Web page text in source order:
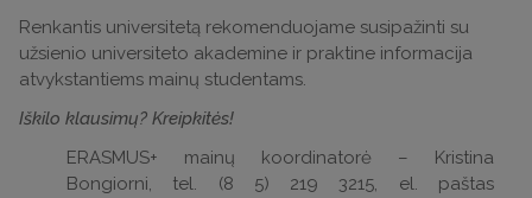
Renkantis universitetą rekomenduojame susipažinti su
užsienio universiteto akademine ir praktine informacija
atvykstantiems mainų studentams.
Iškilo klausimų? Kreipkitės!
ERASMUS+ mainų koordinatorė – Kristina
Bongiorni, tel. (8 5) 219 3215, el. paštas